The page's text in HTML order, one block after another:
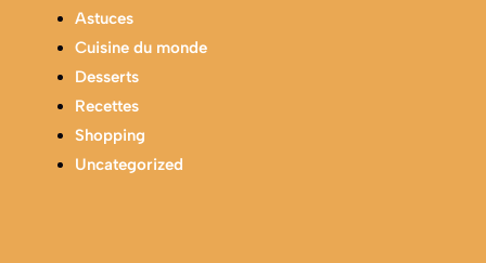
Astuces
Cuisine du monde
Desserts
Recettes
Shopping
Uncategorized